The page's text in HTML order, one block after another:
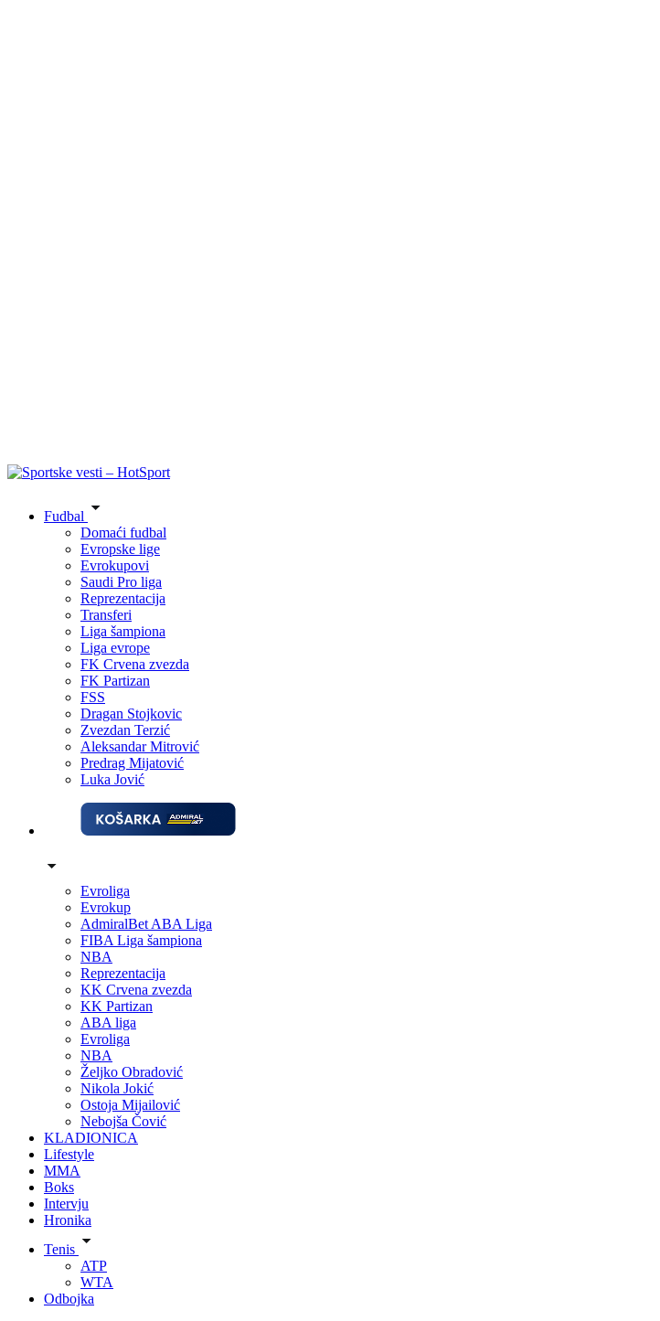
Fudbal
Domaći fudbal
Evropske lige
Evrokupovi
Saudi Pro liga
Reprezentacija
Transferi
Liga šampiona
Liga evrope
FK Crvena zvezda
FK Partizan
FSS
Dragan Stojkovic
Zvezdan Terzić
Aleksandar Mitrović
Predrag Mijatović
Luka Jović
Evroliga
Evrokup
AdmiralBet ABA Liga
FIBA Liga šampiona
NBA
Reprezentacija
KK Crvena zvezda
KK Partizan
ABA liga
Evroliga
NBA
Željko Obradović
Nikola Jokić
Ostoja Mijailović
Nebojša Čović
KLADIONICA
Lifestyle
MMA
Boks
Intervju
Hronika
Tenis
ATP
WTA
Odbojka